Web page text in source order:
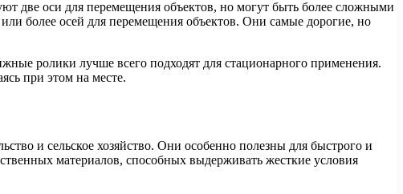
две оси для перемещения объектов, но могут быть более сложными
более осей для перемещения объектов. Они самые дорогие, но
ролики лучше всего подходят для стационарного применения.
при этом на месте.
и сельское хозяйство. Они особенно полезны для быстрого и
материалов, способных выдерживать жесткие условия